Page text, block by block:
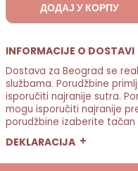
ДОДАЈ У КОРПУ
INFORMACIJE O DOSTAVI
Dostava za Beograd se
službama. Porudžbine
isporučiti najranije sutra.
mogu isporučiti najranije
porudžbine izaberite tačan
DEKLARACIJA
Bela čokolada, beli kinder